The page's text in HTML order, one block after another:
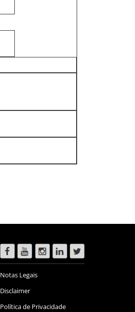
Notas Legais
Disclaimer
Política de Privacidade